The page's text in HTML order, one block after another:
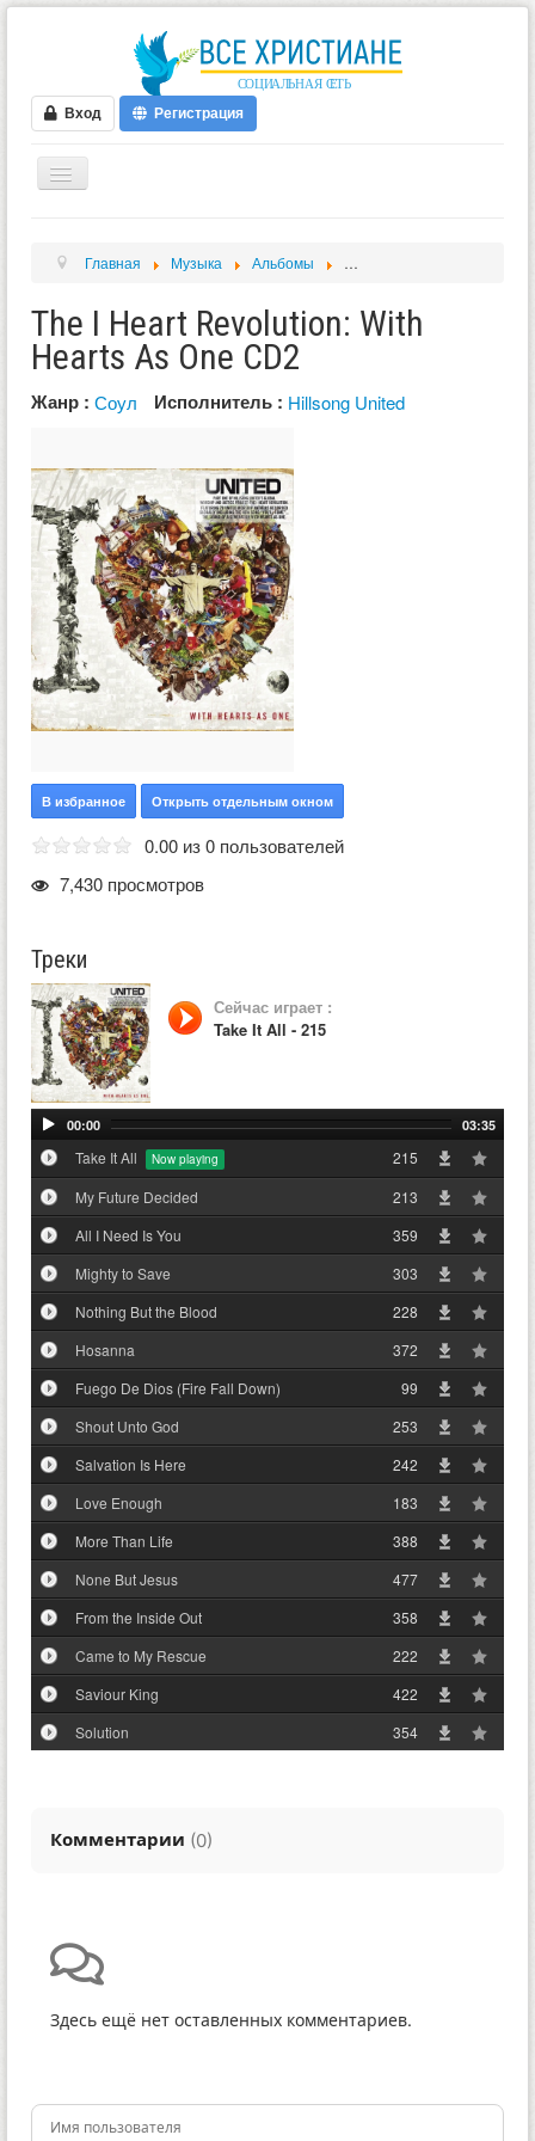
Вход Регистрация
ФОРУМ
ВИДЕО
БЛОГИ
МУЗЫКА
ОПРОСЫ
НОВОСТИ
Главная Музыка Альбомы The I Heart Revolution: With
The I Heart Revolution: With
Hearts As One CD2
Жанр : Соул Исполнитель : Hillsong United
В избранное Открыть отдельным окном
0.00 из 0 пользователей
7,430 просмотров
Треки
Сейчас играет :
Take It All - 215
00:00 03:35
Take It All
215
My Future Decided
213
All I Need Is You
359
Mighty to Save
303
Nothing But the Blood
228
Hosanna
372
Fuego De Dios (Fire Fall Down)
99
Shout Unto God
253
Salvation Is Here
242
Love Enough
183
More Than Life
388
None But Jesus
477
From the Inside Out
358
Came to My Rescue
222
Saviour King
422
Solution
354
Комментарии (0)
Здесь ещё нет оставленных комментариев.
Имя пользователя